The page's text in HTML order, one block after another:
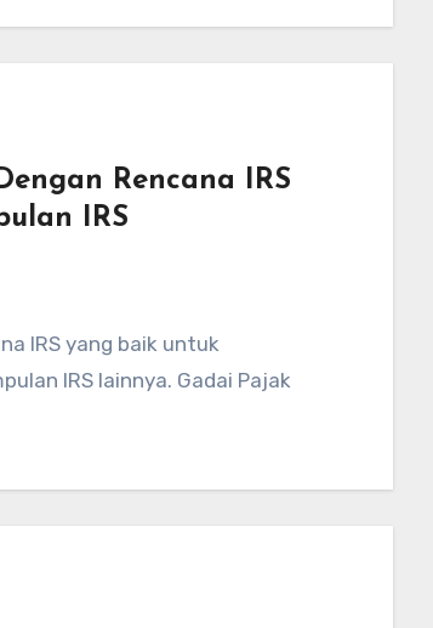
Rencana IRS
IRS
IRS yang baik untuk
IRS lainnya. Gadai Pajak